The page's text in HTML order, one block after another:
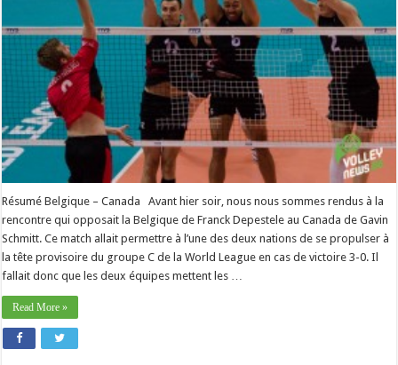
Résumé Belgique – Canada Avant hier soir, nous nous sommes rendus à la
rencontre qui opposait la Belgique de Franck Depestele au Canada de Gavin
Schmitt. Ce match allait permettre à l’une des deux nations de se propulser à
la tête provisoire du groupe C de la World League en cas de victoire 3-0. Il
fallait donc que les deux équipes mettent les …
Read More »